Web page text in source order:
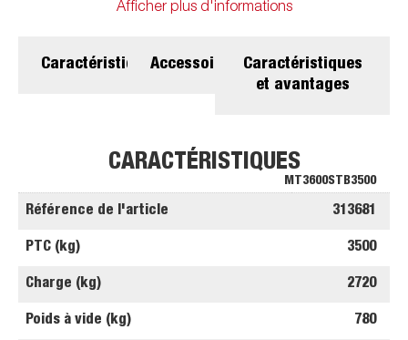
Afficher plus d'informations
CaractéristiquesAccessoires
Caractéristiques
et avantages
CARACTÉRISTIQUES
MT3600STB3500
Référence de l'article 313681
PTC (kg) 3500
Charge (kg) 2720
Poids à vide (kg) 780